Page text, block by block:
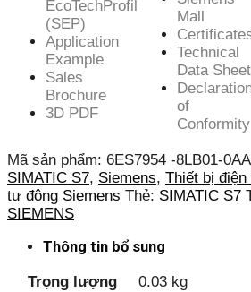
EcoTechProfil
(SEP)
Application
Example
Sales
Brochure
3D PDF
Mall
Technical
Data Sheet
of
Conformity
Mã sản phẩm: 6ES7954 -8LB01-
SIMATIC S7, Siemens, Thiết bị điện
tự động Siemens Thẻ: SIMATIC S7
SIEMENS
Thông tin bổ sung
Trọng lượng 0.03 kg